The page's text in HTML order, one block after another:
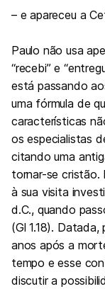
– e apareceu a
Paulo não usa
“recebi” e
está passando
uma fórmula de
características
os especialistas
citando uma
tornar-se cristão.
à sua visita
d.C., quando
(Gl 1.18).
anos após a
tempo e esse
discutir a